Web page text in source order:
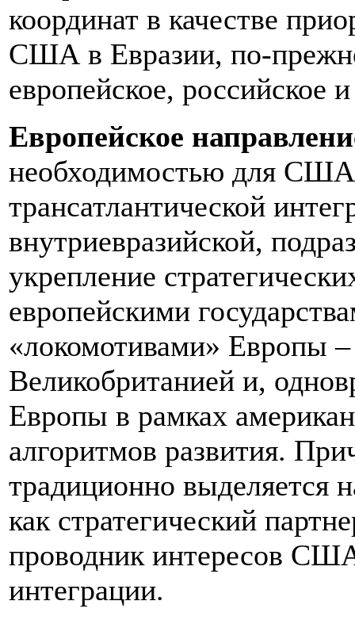
координат в качестве
США в Евразии, по-
европейское, российское
Европейское
необходимостью для
трансатлантической
внутриевразийской,
укрепление
европейскими
«локомотивами» Европы
Великобританией и,
Европы в рамках
алгоритмов развития.
традиционно выделяется
как стратегический
проводник интересов
интеграции.